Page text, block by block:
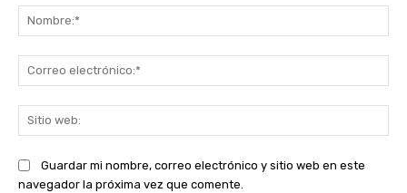
Guardar mi nombre, correo electrónico y sitio web en este
navegador la próxima vez que comente.